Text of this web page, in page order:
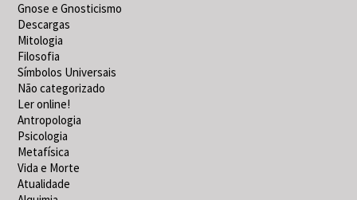
Gnose e Gnosticismo
Descargas
Mitologia
Filosofia
Símbolos Universais
Não categorizado
Ler online!
Antropologia
Psicologia
Metafísica
Vida e Morte
Atualidade